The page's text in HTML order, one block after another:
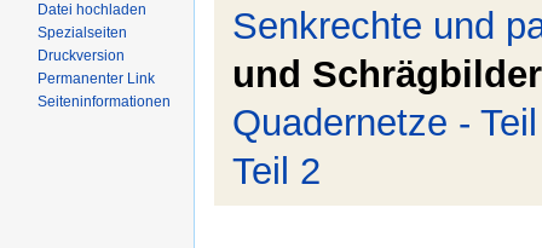
Senkrechte und
und Schrägbilder
Quadernetze -
Teil 2
Datei hochladen
Spezialseiten
Druckversion
Permanenter Link
Seiteninformationen